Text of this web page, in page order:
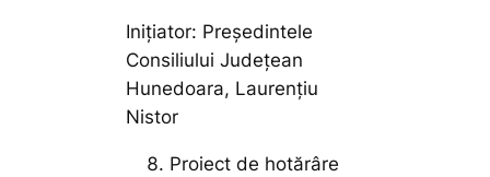
Inițiator: Președintele
Consiliului Județean
Hunedoara, Laurențiu
Nistor
Proiect de hotărâre